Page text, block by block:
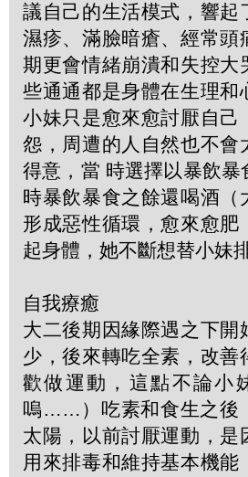
議自己的生活模式，響
濕疹、滿臉暗瘡、經常
期更會情緒崩潰和失控
些通通都是身體在生理
小妹只是愈來愈討厭自
怨，周遭的人自然也不
得意，當 時選擇以暴飲
時暴飲暴食之餘還喝酒
形成惡性循環，愈來愈
起身體，她不斷想替小妹
自我療癒
大二後期因緣際遇之下
少，後來轉吃全素，改
歡做運動，這點不論小
嗚……）吃素和食生之後
太陽，以前討厭運動，
用來排毒和維持基本機